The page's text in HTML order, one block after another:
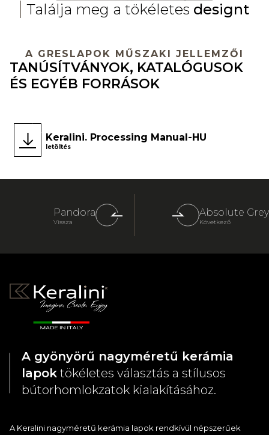
Találja meg a tökéletes designt
A GRESLAPOK MŰSZAKI JELLEMZŐI
TANÚSÍTVÁNYOK, KATALÓGUSOK
ÉS EGYÉB FORRÁSOK
Keralini. Processing Manual-HU
letöltés
Pandora
Vissza
Absolute Grey
Következő
A gyönyörű nagyméretű kerámia
lapoktökéletes választás a stílusos
bútorhomlokzatok kialakításához.
A Keralini nagyméretű kerámia lapok rendkívül népszerűek